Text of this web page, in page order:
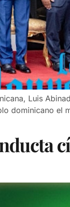
Luis
dominicano el